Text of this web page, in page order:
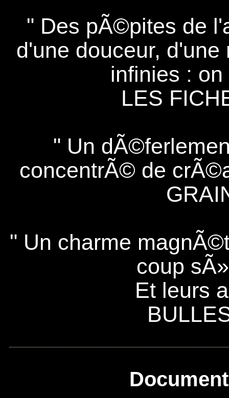
" Des pÃ©pites de
d'une douceur,
infinies :
LES
" Un
concentrÃ© de
" Un charme
coup
Et leurs